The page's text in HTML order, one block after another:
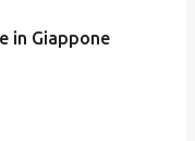
in Giappone